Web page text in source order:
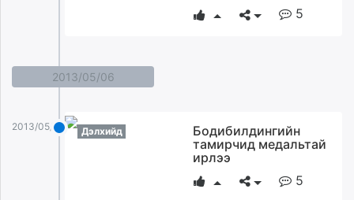
5
2013/05/06
2013/05/06 Дэлхийд
Бодибилдингийн
тамирчид медальтай
ирлээ
5